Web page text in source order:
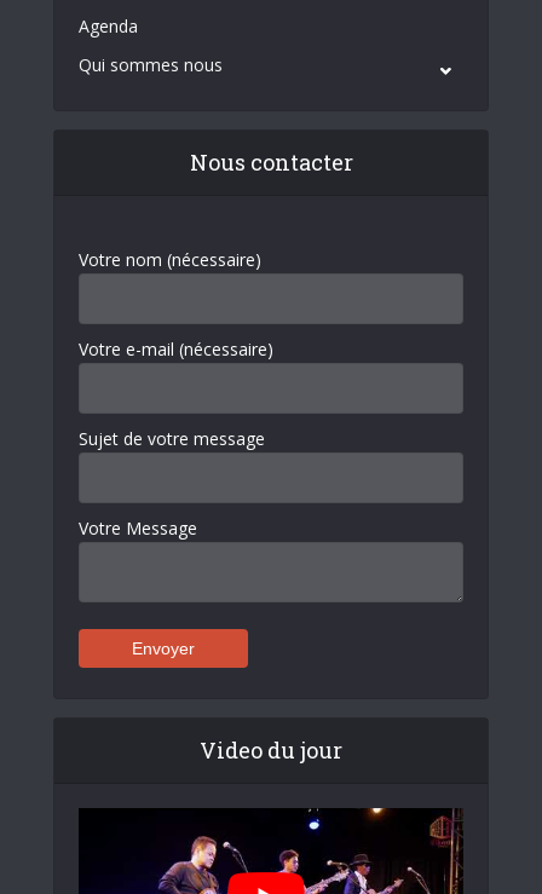
Agenda
Qui sommes nous
Nous contacter
Votre nom (nécessaire)
Votre e-mail (nécessaire)
Sujet de votre message
Votre Message
Video du jour